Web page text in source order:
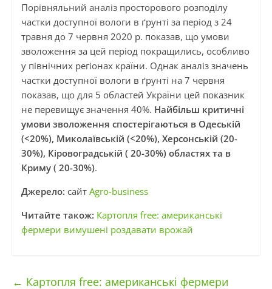
Порівняльний аналіз просторового розподілу
частки доступної вологи в ґрунті за період з 24
травня до 7 червня 2020 р. показав, що умови
зволоження за цей період покращились, особливо
у північних регіонах країни. Однак аналіз значень
частки доступної вологи в ґрунті на 7 червня
показав, що для 5 областей України цей показник
не перевищує значення 40%. Найбільш критичні
умови зволоження спостерігаються в Одеській
(<20%), Миколаївській (<20%), Херсонській (20-
30%), Кіровоградській ( 20-30%) областях та в
Криму ( 20-30%).
Джерело: сайт Agro-business
Читайте також: Картопля free: американські
фермери вимушені роздавати врожай
← Картопля free: американські фермери